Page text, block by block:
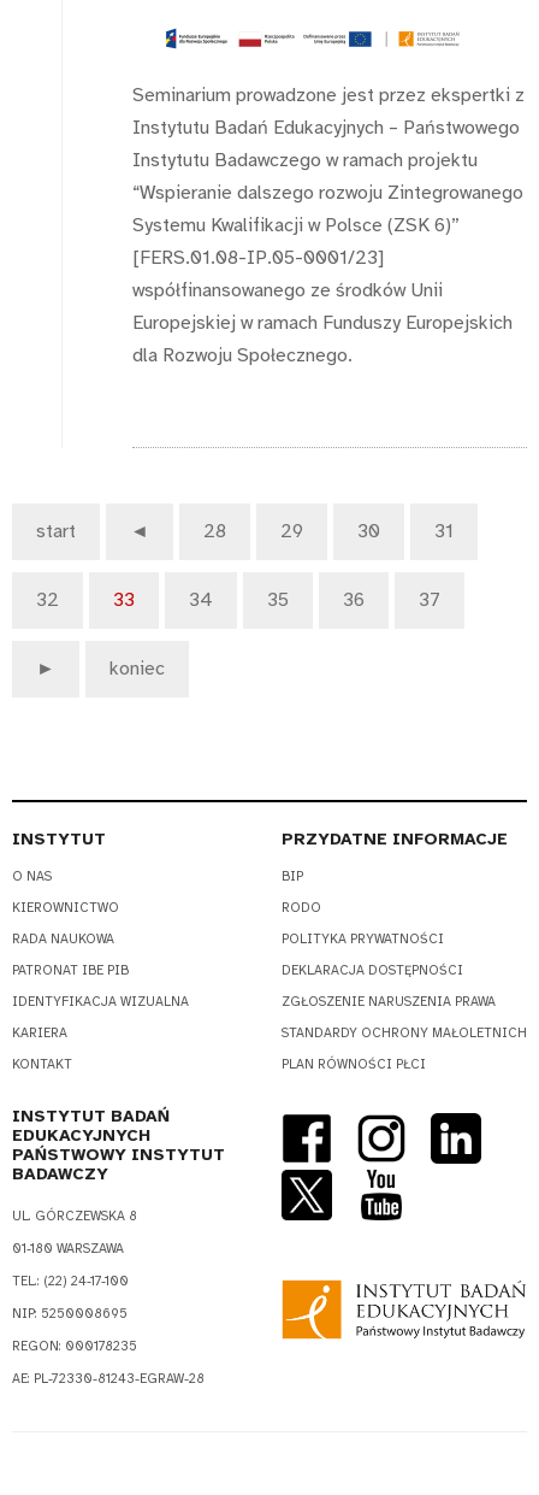
Seminarium prowadzone jest przez ekspertki z
Instytutu Badań Edukacyjnych – Państwowego
Instytutu Badawczego w ramach projektu
“Wspieranie dalszego rozwoju Zintegrowanego
Systemu Kwalifikacji w Polsce (ZSK 6)”
[FERS.01.08-IP.05-0001/23]
współfinansowanego ze środków Unii
Europejskiej w ramach Funduszy Europejskich
dla Rozwoju Społecznego.
start ◄ 28 29 30 31
32 33 34 35 36 37
► koniec
INSTYTUT
O NAS
KIEROWNICTWO
RADA NAUKOWA
PATRONAT IBE PIB
IDENTYFIKACJA WIZUALNA
KARIERA
KONTAKT
PRZYDATNE INFORMACJE
BIP
RODO
POLITYKA PRYWATNOŚCI
DEKLARACJA DOSTĘPNOŚCI
ZGŁOSZENIE NARUSZENIA PRAWA
STANDARDY OCHRONY MAŁOLETNICH
PLAN RÓWNOŚCI PŁCI
INSTYTUT BADAŃ
EDUKACYJNYCH
PAŃSTWOWY INSTYTUT
BADAWCZY
UL. GÓRCZEWSKA 8
01-180 WARSZAWA
TEL.: (22) 24-17-100
NIP: 5250008695
REGON: 000178235
AE: PL-72330-81243-EGRAW-28